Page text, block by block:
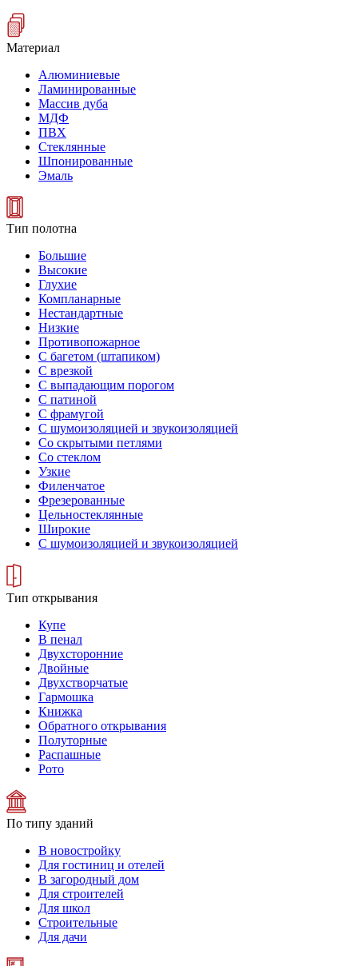
Материал
Алюминиевые
Ламинированные
Массив дуба
МДФ
ПВХ
Стеклянные
Шпонированные
Эмаль
Тип полотна
Большие
Высокие
Глухие
Компланарные
Нестандартные
Низкие
Противопожарное
С багетом (штапиком)
С врезкой
С выпадающим порогом
С патиной
С фрамугой
С шумоизоляцией и звукоизоляцией
Со скрытыми петлями
Со стеклом
Узкие
Филенчатое
Фрезерованные
Цельностеклянные
Широкие
С шумоизоляцией и звукоизоляцией
Тип открывания
Купе
В пенал
Двухсторонние
Двойные
Двухстворчатые
Гармошка
Книжка
Обратного открывания
Полуторные
Распашные
Рото
По типу зданий
В новостройку
Для гостиниц и отелей
В загородный дом
Для строителей
Для школ
Строительные
Для дачи